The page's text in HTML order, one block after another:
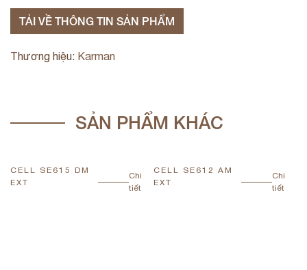
TẢI VỀ THÔNG TIN SẢN PHẨM
Thương hiệu: Karman
SẢN PHẨM KHÁC
CELL SE615 DM
EXT
Chi
tiết
CELL SE612 AM
EXT
Chi
tiết